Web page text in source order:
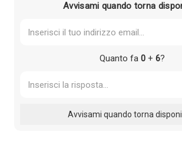
Avvisami quando torna
Quanto fa 0+ 6?